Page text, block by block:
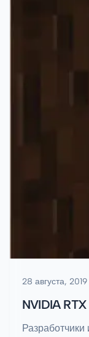
28 августа, 2019
NVIDIA